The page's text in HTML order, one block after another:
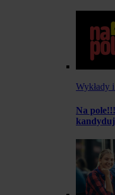
Wykłady
Na